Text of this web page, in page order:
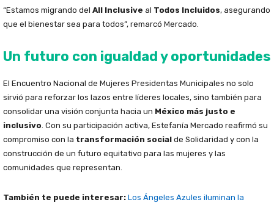
“Estamos migrando del All Inclusive al Todos Incluidos, asegurando
que el bienestar sea para todos”, remarcó Mercado.
Un futuro con igualdad y oportunidades
El Encuentro Nacional de Mujeres Presidentas Municipales no solo
sirvió para reforzar los lazos entre líderes locales, sino también para
consolidar una visión conjunta hacia un México más justo e
inclusivo. Con su participación activa, Estefanía Mercado reafirmó su
compromiso con la transformación social de Solidaridad y con la
construcción de un futuro equitativo para las mujeres y las
comunidades que representan.
También te puede interesar: Los Ángeles Azules iluminan la